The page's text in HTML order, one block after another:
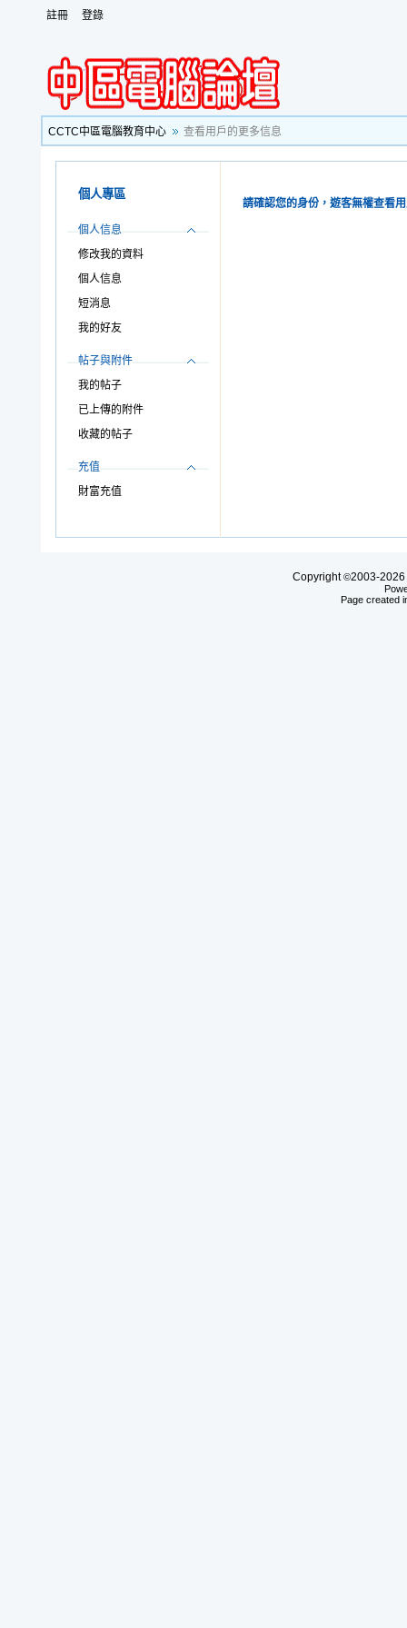
註冊 登錄
CCTC中區電腦教育中心 查看用戶的更多信息
個人專區
個人信息
修改我的資料
個人信息
短消息
我的好友
帖子與附件
我的帖子
已上傳的附件
收藏的帖子
充值
財富充值
請確認您的身份，遊客無權查看
Copyright©2003-2026
Page created